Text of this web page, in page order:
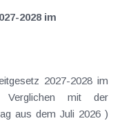
2028 im
2027-2028 im
Verglichen mit der
aus dem Juli 2026 )